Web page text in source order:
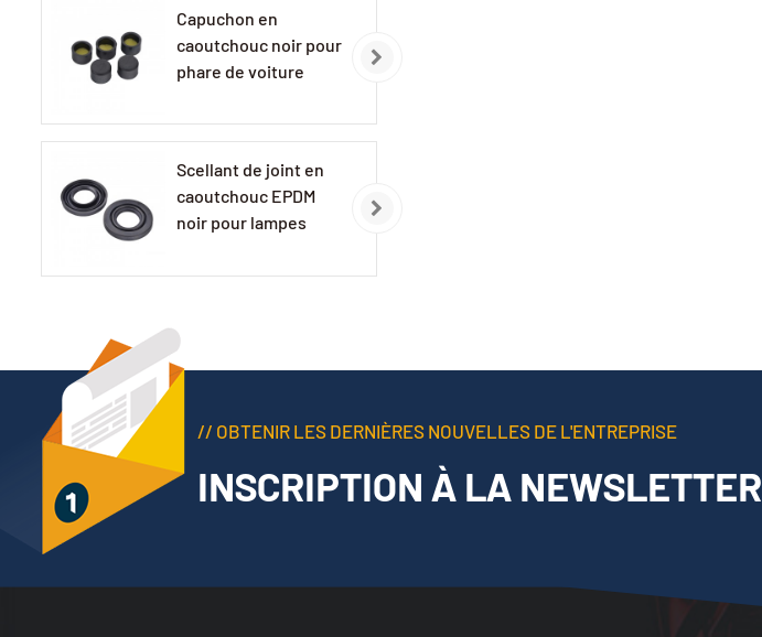
Capuchon en
caoutchouc noir pour
phare de voiture
Scellant de joint en
caoutchouc EPDM
noir pour lampes
// OBTENIR LES DERNIÈRES NOUVELLES DE L'ENTREPRISE
INSCRIPTION À LA NEWSLETTER